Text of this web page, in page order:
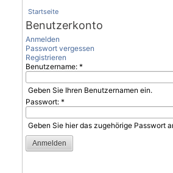
Startseite
Benutzerkonto
Anmelden
Passwort vergessen
Registrieren
Benutzername: *
Geben Sie Ihren Benutzernamen ein.
Passwort: *
Geben Sie hier das zugehörige Passwort